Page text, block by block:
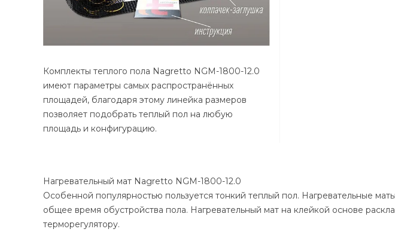
Комплекты теплого пола Nagretto NGM-1800-12.0
имеют параметры самых распространённых
площадей, благодаря этому линейка размеров
позволяет подобрать теплый пол на любую
площадь и конфигурацию.
Нагревательный мат Nagretto NGM-1800-12.0
Особенной популярностью пользуется тонкий теплый пол. Нагревательные
общее время обустройства пола. Нагревательный мат на клейкой основе
терморегулятору.